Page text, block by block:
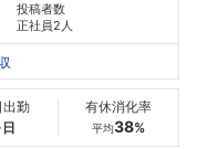
投稿者数
正社員2人
代
万
--万
出勤
日
有休消化率
平均38%